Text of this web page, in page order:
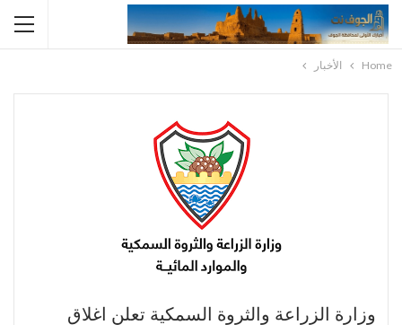
Home الأخبار
وزارة الزراعة والثروة السمكية تعلن اغلاق